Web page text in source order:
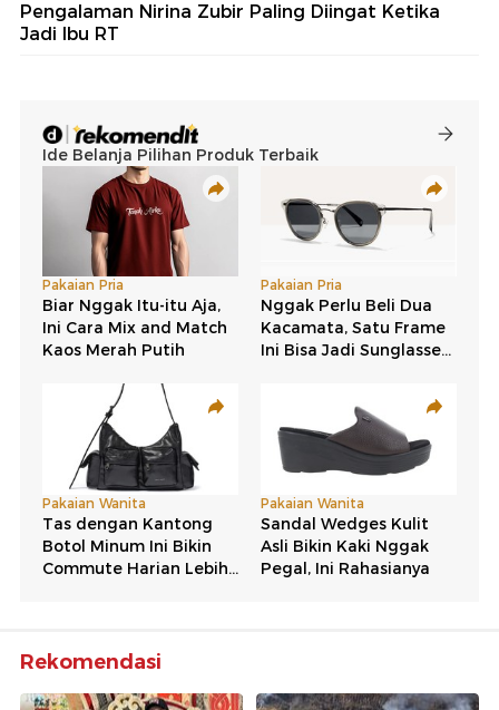
Pengalaman Nirina Zubir Paling Diingat Ketika
Jadi Ibu RT
Rekomendasi